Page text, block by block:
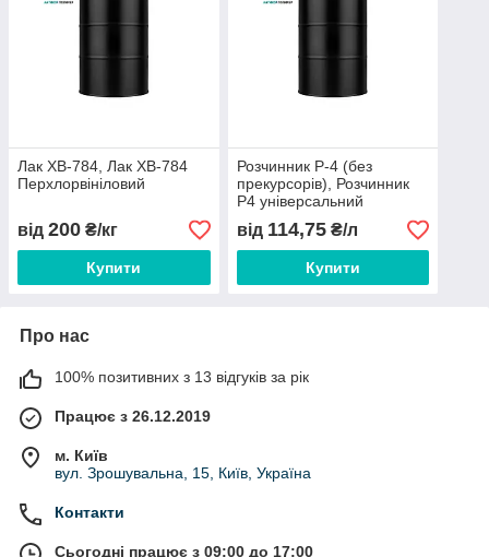
Лак ХВ-784, Лак ХВ-784
Перхлорвініловий
від 200 ₴/кг
Купити
Розчинник Р-4 (без
прекурсорів), Розчинник
Р4 універсальний
від 114,75₴/л
Купити
Про нас
100% позитивних з 13 відгуків за рік
Працює з 26.12.2019
м. Київ
вул. Зрошувальна, 15, Київ, Україна
Контакти
Сьогодні працює з 09:00 до 17:00